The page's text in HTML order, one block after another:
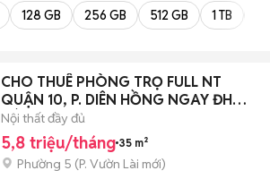
128 GB 256 GB 512 GB 1 TB
CHO THUÊ PHÒNG TRỌ FULL NT
QUẬN 10, P. DIÊN HỒNG NGAY ĐH
BÁCH KHOA
Nội thất đầy đủ
5,8 triệu/tháng 35 m²
Phường 5 (P. Vườn Lài mới)